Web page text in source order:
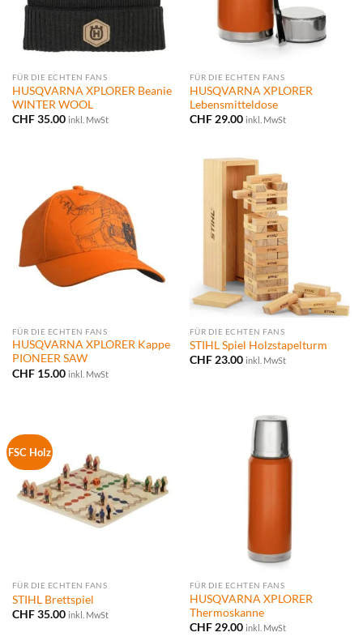
FÜR DIE ECHTEN FANS
HUSQVARNA XPLORER Beanie
WINTER WOOL
CHF35.00 inkl. MwSt
FÜR DIE ECHTEN FANS
HUSQVARNA XPLORER
Lebensmitteldose
CHF29.00 inkl. MwSt
FÜR DIE ECHTEN FANS
HUSQVARNA XPLORER Kappe
PIONEER SAW
CHF15.00 inkl. MwSt
FÜR DIE ECHTEN FANS
STIHL Spiel Holzstapelturm
CHF23.00 inkl. MwSt
FSC Holz
FÜR DIE ECHTEN FANS
STIHL Brettspiel
CHF35.00 inkl. MwSt
FÜR DIE ECHTEN FANS
HUSQVARNA XPLORER
Thermoskanne
CHF29.00 inkl. MwSt